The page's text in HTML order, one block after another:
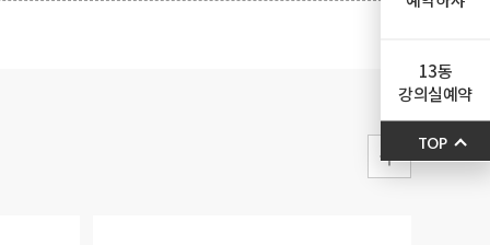
13동
강의실예약
TOP